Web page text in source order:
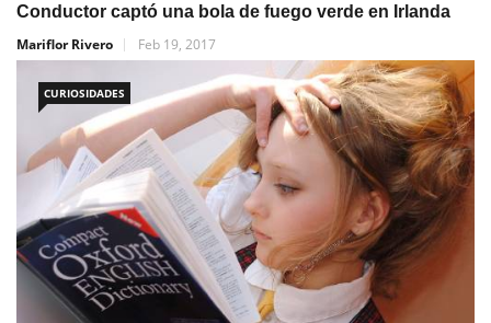
Conductor captó una bola de fuego verde en Irlanda
Mariflor Rivero
Feb 19, 2017
CURIOSIDADES